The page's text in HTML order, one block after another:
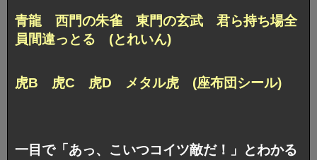
青龍 西門の朱雀 東門の玄武 君ら持ち場全
員間違っとる (とれいん)
虎B 虎C 虎D メタル虎 (座布団シール)
一目で「あっ、こいつコイツ敵だ！」とわかる